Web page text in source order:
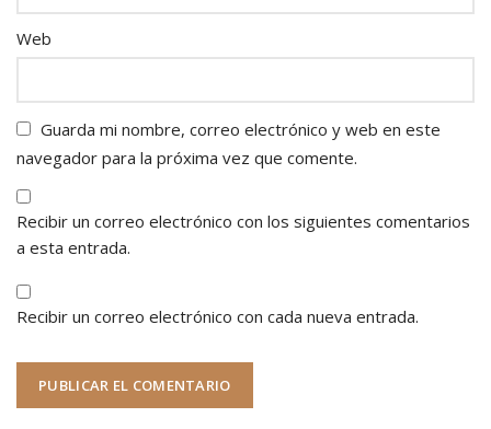
Web
Guarda mi nombre, correo electrónico y web en este
navegador para la próxima vez que comente.
Recibir un correo electrónico con los siguientes comentarios
a esta entrada.
Recibir un correo electrónico con cada nueva entrada.